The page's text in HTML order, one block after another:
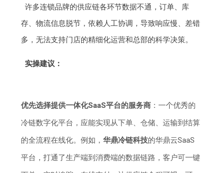
许多连锁品牌的供应链各环节数据不通，订单、库
存、物流信息脱节，依赖人工协调，导致响应慢、差错
多，无法支持门店的精细化运营和总部的科学决策。
实操建议：
优先选择提供一体化SaaS平台的服务商 ：一个优秀的
冷链数字化平台，应能实现从下单、仓储、运输到结算
的全流程在线化。例如，华鼎冷链科技的华鼎云SaaS
平台，打通了生产端到消费端的数据链路，客户可一键